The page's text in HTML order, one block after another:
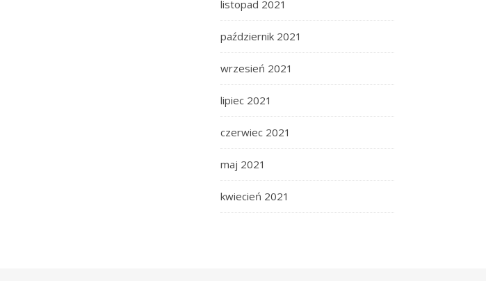
listopad 2021
październik 2021
wrzesień 2021
lipiec 2021
czerwiec 2021
maj 2021
kwiecień 2021